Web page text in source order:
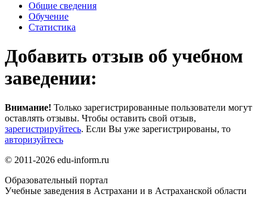
Общие сведения
Обучение
Статистика
Добавить отзыв об учебном
заведении:
Внимание! Только зарегистрированные пользователи могут
оставлять отзывы. Чтобы оставить свой отзыв,
зарегистрируйтесь. Если Вы уже зарегистрированы, то
авторизуйтесь
© 2011-2026 edu-inform.ru
Образовательный портал
Учебные заведения в Астрахани и в Астраханской области